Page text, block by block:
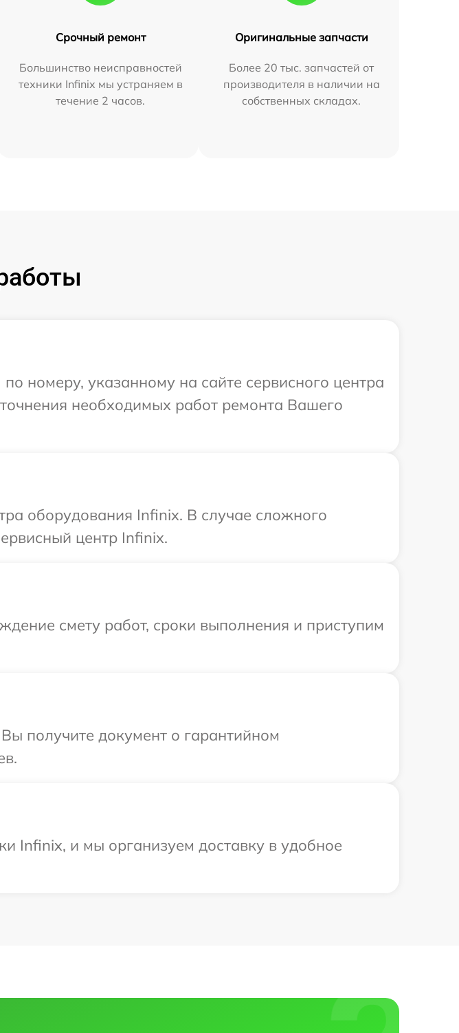
Срочный ремонт
Большинство неисправностей
техники Infinix мы устраняем в
течение 2 часов.
Оригинальные запчасти
Более 20 тыс. запчастей от
производителя в наличии на
собственных складах.
номеру, указанному на сайте сервисного центра
необходимых работ ремонта Вашего
оборудования Infinix. В случае сложного
центр Infinix.
смету работ, сроки выполнения и приступим
получите документ о гарантийном
Infinix, и мы организуем доставку в удобное